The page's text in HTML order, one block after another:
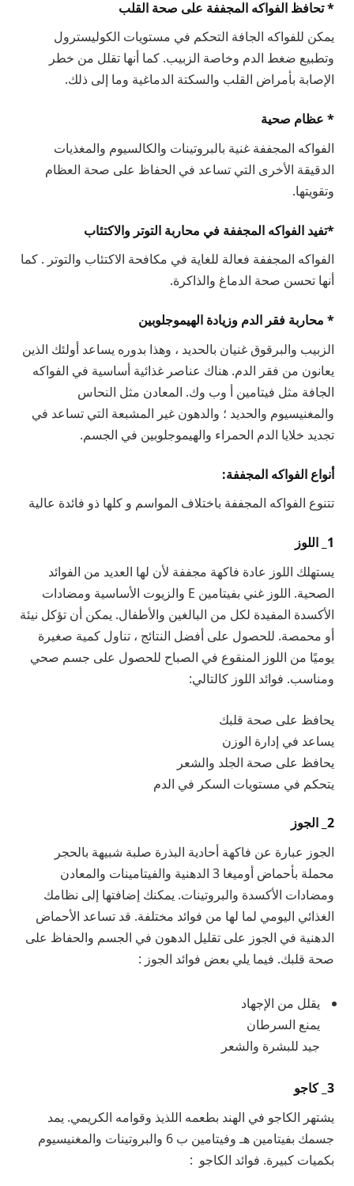
* تحافظ الفواكه المجففة على صحة القلب
يمكن للفواكه الجافة التحكم في مستويات الكوليسترول
وتطبيع ضغط الدم وخاصة الزبيب. كما أنها تقلل من خطر
الإصابة بأمراض القلب والسكتة الدماغية وما إلى ذلك.
* عظام صحية
الفواكه المجففة غنية بالبروتينات والكالسيوم والمغذيات
الدقيقة الأخرى التي تساعد في الحفاظ على صحة العظام
وتقويتها.
*تفيد الفواكه المجففة في محاربة التوتر والاكتئاب
الفواكه المجففة فعالة للغاية في مكافحة الاكتئاب والتوتر . كما
أنها تحسن صحة الدماغ والذاكرة.
* محاربة فقر الدم وزيادة الهيموجلوبين
الزبيب والبرقوق غنيان بالحديد ، وهذا بدوره يساعد أولئك الذين
يعانون من فقر الدم. هناك عناصر غذائية أساسية في الفواكه
الجافة مثل فيتامين أ وب وك. المعادن مثل النحاس
والمغنيسيوم والحديد ؛ والدهون غير المشبعة التي تساعد في
تجديد خلايا الدم الحمراء والهيموجلوبين في الجسم.
أنواع الفواكه المجففة:
تتنوع الفواكه المجففة باختلاف المواسم و كلها ذو فائدة عالية
1_ اللوز
يستهلك اللوز عادة فاكهة مجففة لأن لها العديد من الفوائد
الصحية. اللوز غني بفيتامين E والزيوت الأساسية ومضادات
الأكسدة المفيدة لكل من البالغين والأطفال. يمكن أن تؤكل نيئة
أو محمصة. للحصول على أفضل النتائج ، تناول كمية صغيرة
يوميًا من اللوز المنقوع في الصباح للحصول على جسم صحي
ومناسب. فوائد اللوز كالتالي:
يحافظ على صحة قلبك
يساعد في إدارة الوزن
يحافظ على صحة الجلد والشعر
يتحكم في مستويات السكر في الدم
2_ الجوز
الجوز عبارة عن فاكهة أحادية البذرة صلبة شبيهة بالحجر
محملة بأحماض أوميغا 3 الدهنية والفيتامينات والمعادن
ومضادات الأكسدة والبروتينات. يمكنك إضافتها إلى نظامك
الغذائي اليومي لما لها من فوائد مختلفة. قد تساعد الأحماض
الدهنية في الجوز على تقليل الدهون في الجسم والحفاظ على
صحة قلبك. فيما يلي بعض فوائد الجوز :
يقلل من الإجهاد
يمنع السرطان
جيد للبشرة والشعر
3_ كاجو
يشتهر الكاجو في الهند بطعمه اللذيذ وقوامه الكريمي. يمد
جسمك بفيتامين هـ وفيتامين ب 6 والبروتينات والمغنيسيوم
بكميات كبيرة. فوائد الكاجو :